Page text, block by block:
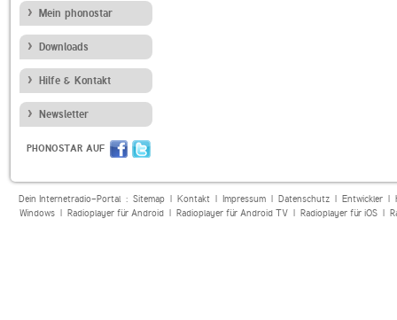
Mein phonostar
Downloads
Hilfe & Kontakt
Newsletter
PHONOSTAR AUF
Dein Internetradio-Portal : Sitemap| Kontakt| Impressum| Datenschutz| Entwickler|
Windows| Radioplayer für Android| Radioplayer für Android TV| Radioplayer für iOS|